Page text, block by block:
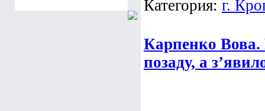
Категория: г.
Карпенко Вова.
позаду, а